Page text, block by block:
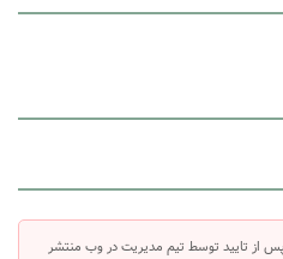
از تایید توسط تیم مدیریت در وب منتشر